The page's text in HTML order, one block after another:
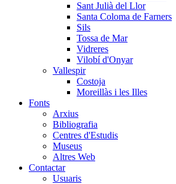
Sant Julià del Llor
Santa Coloma de Farners
Sils
Tossa de Mar
Vidreres
Vilobí d'Onyar
Vallespir
Costoja
Moreillàs i les Illes
Fonts
Arxius
Bibliografia
Centres d'Estudis
Museus
Altres Web
Contactar
Usuaris